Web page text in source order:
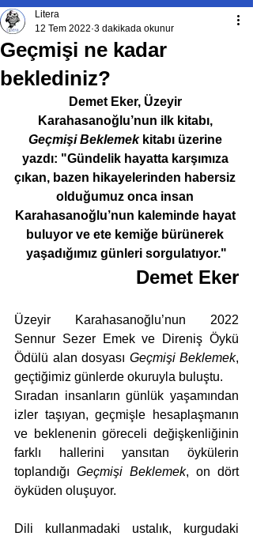
Geçmişi ne kadar
beklediniz?
Litera
12 Tem 2022 3 dakikada okunur
Demet Eker, Üzeyir
Karahasanoğlu’nun ilk kitabı,
Geçmişi Beklemek kitabı üzerine
yazdı: "Gündelik hayatta karşımıza
çıkan, bazen hikayelerinden habersiz
olduğumuz onca insan
Karahasanoğlu’nun kaleminde hayat
buluyor ve ete kemiğe bürünerek
yaşadığımız günleri sorgulatıyor."
Demet Eker
Üzeyir Karahasanoğlu’nun 2022
Sennur Sezer Emek ve Direniş Öykü
Ödülü alan dosyası Geçmişi Beklemek,
geçtiğimiz günlerde okuruyla buluştu.
Sıradan insanların günlük yaşamından
izler taşıyan, geçmişle hesaplaşmanın
ve beklenenin göreceli değişkenliğinin
farklı hallerini yansıtan öykülerin
toplandığı Geçmişi Beklemek, on dört
öyküden oluşuyor.
Dili kullanmadaki ustalık, kurgudaki